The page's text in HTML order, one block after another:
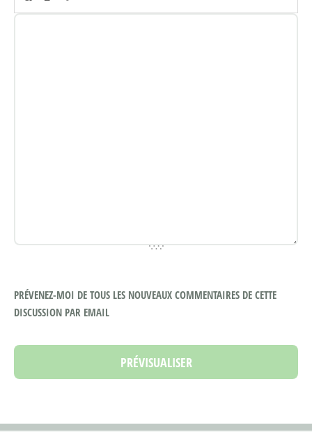
PRÉVENEZ-MOI DE TOUS LES NOUVEAUX COMMENTAIRES DE CETTE
DISCUSSION PAR EMAIL